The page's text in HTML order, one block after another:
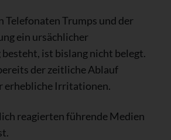
Telefonaten Trumps und der
ein ursächlicher
besteht, ist bislang nicht belegt.
der zeitliche Ablauf
erhebliche Irritationen.
reagierten führende Medien